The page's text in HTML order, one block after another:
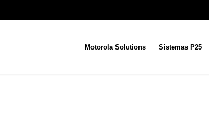
Motorola Solutions Sistemas P25